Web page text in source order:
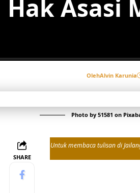
Hak Asasi
OlehAlvin Karunia
Photo by51581 on
SHARE
Untuk membaca tulisan di